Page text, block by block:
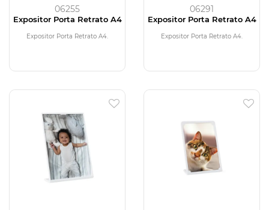
06255
Expositor Porta Retrato A4
Expositor Porta Retrato A4.
06291
Expositor Porta Retrato A4
Expositor Porta Retrato A4.